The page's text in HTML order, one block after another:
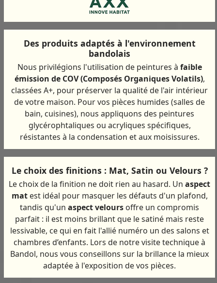
Des produits adaptés à l'environnement
bandolais
Nous privilégions l'utilisation de peintures à faible
émission de COV (Composés Organiques Volatils),
classées A+, pour préserver la qualité de l'air intérieur
de votre maison. Pour vos pièces humides (salles de
bain, cuisines), nous appliquons des peintures
glycérophtaliques ou acryliques spécifiques,
résistantes à la condensation et aux moisissures.
Le choix des finitions : Mat, Satin ou Velours ?
Le choix de la finition ne doit rien au hasard. Un aspect
matest idéal pour masquer les défauts d'un plafond,
tandis qu'un aspect velours offre un compromis
parfait : il est moins brillant que le satiné mais reste
lessivable, ce qui en fait l'allié numéro un des salons et
chambres d’enfants. Lors de notre visite technique à
Bandol, nous vous conseillons sur la brillance la mieux
adaptée à l'exposition de vos pièces.